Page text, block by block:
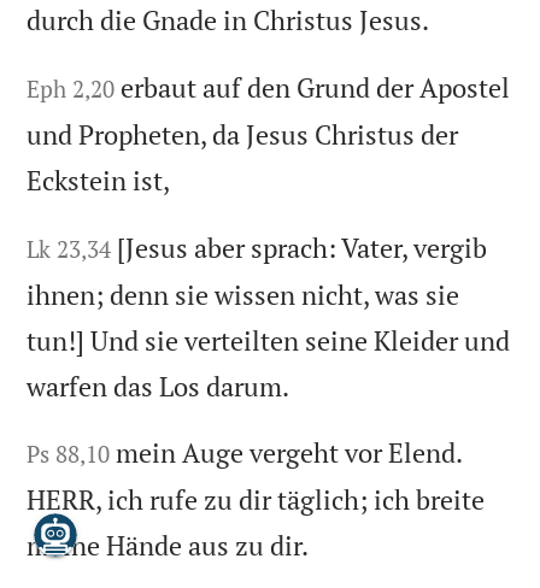
durch die Gnade in Christus Jesus.
Eph 2,20 erbaut auf den Grund der Apostel
und Propheten, da Jesus Christus der
Eckstein ist,
Lk 23,34 [Jesus aber sprach: Vater, vergib
ihnen; denn sie wissen nicht, was sie
tun!] Und sie verteilten seine Kleider und
warfen das Los darum.
Ps 88,10 mein Auge vergeht vor Elend.
HERR, ich rufe zu dir täglich; ich breite
meine Hände aus zu dir.